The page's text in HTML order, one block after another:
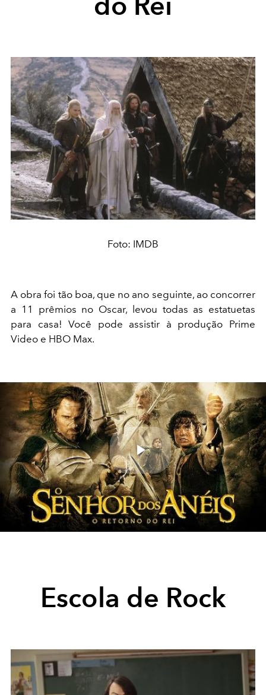
Foto: IMDB
A obra foi tão boa, que no ano seguinte, ao concorrer
a 11 prêmios no Oscar, levou todas as estatuetas
para casa! Você pode assistir à produção Prime
Video e HBO Max.
Play
Video
Escola de Rock